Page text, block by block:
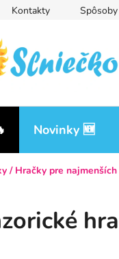
Kontakty
Novinky 🆕
/ Hračky pre najmenších